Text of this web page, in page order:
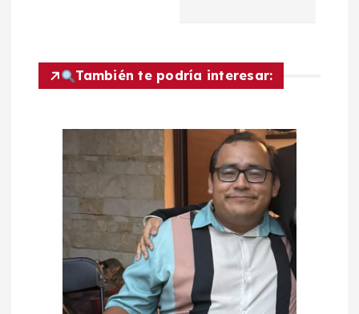
También te podría interesar: